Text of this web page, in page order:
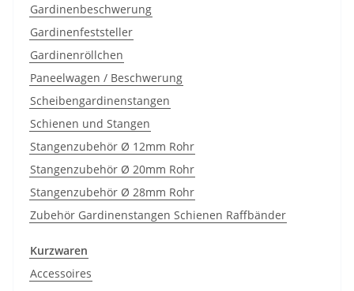
Gardinenbeschwerung
Gardinenfeststeller
Gardinenröllchen
Paneelwagen / Beschwerung
Scheibengardinenstangen
Schienen und Stangen
Stangenzubehör Ø 12mm Rohr
Stangenzubehör Ø 20mm Rohr
Stangenzubehör Ø 28mm Rohr
Zubehör Gardinenstangen Schienen Raffbänder
Kurzwaren
Accessoires